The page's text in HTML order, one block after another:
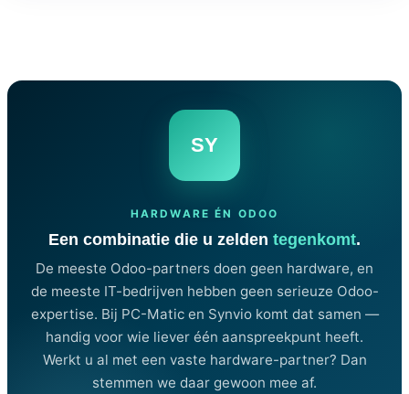
SY
HARDWARE ÉN ODOO
Een combinatie die u zelden tegenkomt.
De meeste Odoo-partners doen geen hardware, en
de meeste IT-bedrijven hebben geen serieuze Odoo-
expertise. Bij PC-Matic en Synvio komt dat samen —
handig voor wie liever één aanspreekpunt heeft.
Werkt u al met een vaste hardware-partner? Dan
stemmen we daar gewoon mee af.